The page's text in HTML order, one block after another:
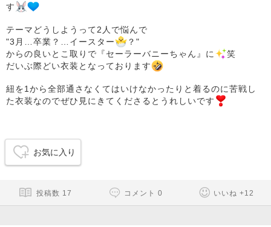
す
テーマどうしようって2人で悩んで
"3月…卒業？…イースター
？"
からの良いとこ取りで『セーラーバニーちゃん』に
笑
だいぶ際どい衣装となっております
紐を1から全部通さなくてはいけなかったりと着るのに苦戦し
た衣装なのでぜひ見にきてくださるとうれしいです
お気に入り
投稿数 17 コメント 0 いいね +12